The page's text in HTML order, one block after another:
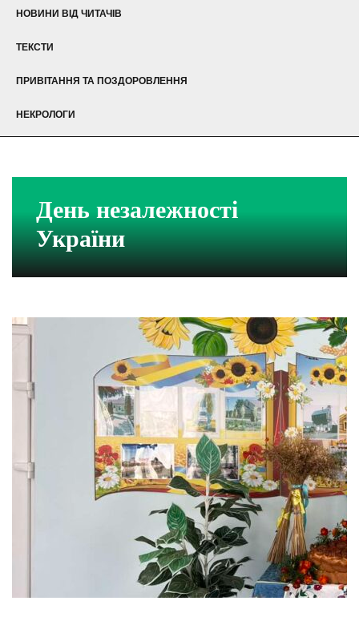
НОВИНИ ВІД ЧИТАЧІВ
ТЕКСТИ
ПРИВІТАННЯ ТА ПОЗДОРОВЛЕННЯ
НЕКРОЛОГИ
День незалежності
України